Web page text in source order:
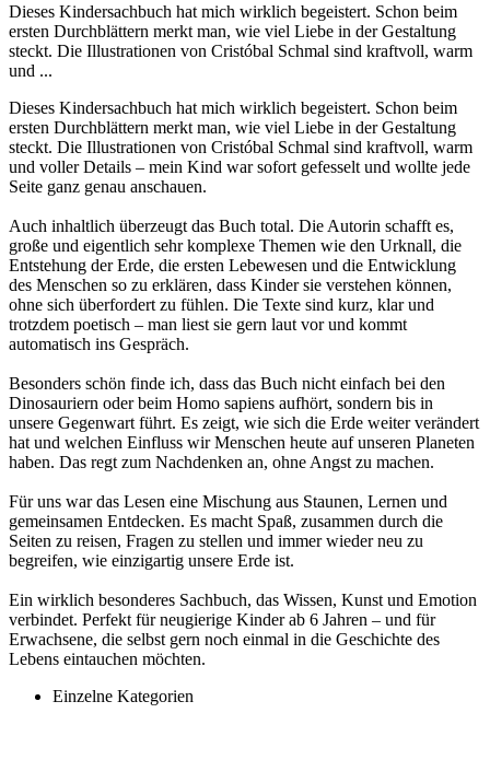
Dieses Kindersachbuch hat mich wirklich begeistert. Schon beim
ersten Durchblättern merkt man, wie viel Liebe in der Gestaltung
steckt. Die Illustrationen von Cristóbal Schmal sind kraftvoll, warm
und ...
Dieses Kindersachbuch hat mich wirklich begeistert. Schon beim
ersten Durchblättern merkt man, wie viel Liebe in der Gestaltung
steckt. Die Illustrationen von Cristóbal Schmal sind kraftvoll, warm
und voller Details – mein Kind war sofort gefesselt und wollte jede
Seite ganz genau anschauen.
Auch inhaltlich überzeugt das Buch total. Die Autorin schafft es,
große und eigentlich sehr komplexe Themen wie den Urknall, die
Entstehung der Erde, die ersten Lebewesen und die Entwicklung
des Menschen so zu erklären, dass Kinder sie verstehen können,
ohne sich überfordert zu fühlen. Die Texte sind kurz, klar und
trotzdem poetisch – man liest sie gern laut vor und kommt
automatisch ins Gespräch.
Besonders schön finde ich, dass das Buch nicht einfach bei den
Dinosauriern oder beim Homo sapiens aufhört, sondern bis in
unsere Gegenwart führt. Es zeigt, wie sich die Erde weiter verändert
hat und welchen Einfluss wir Menschen heute auf unseren Planeten
haben. Das regt zum Nachdenken an, ohne Angst zu machen.
Für uns war das Lesen eine Mischung aus Staunen, Lernen und
gemeinsamen Entdecken. Es macht Spaß, zusammen durch die
Seiten zu reisen, Fragen zu stellen und immer wieder neu zu
begreifen, wie einzigartig unsere Erde ist.
Ein wirklich besonderes Sachbuch, das Wissen, Kunst und Emotion
verbindet. Perfekt für neugierige Kinder ab 6 Jahren – und für
Erwachsene, die selbst gern noch einmal in die Geschichte des
Lebens eintauchen möchten.
Einzelne Kategorien